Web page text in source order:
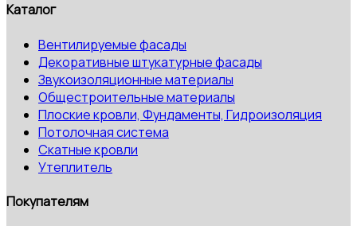
Каталог
Вентилируемые фасады
Декоративные штукатурные фасады
Звукоизоляционные материалы
Общестроительные материалы
Плоские кровли, Фундаменты, Гидроизоляция
Потолочная система
Скатные кровли
Утеплитель
Покупателям